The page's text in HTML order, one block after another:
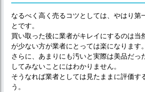
なるべく高く売るコツとしては、やはり第
とです。
買い取った後に業者がキレイにするのは当
が少ない方が業者にとっては楽になります。
さらに、あまりにも汚いと実際は美品だっ
してみないことにはわかりません。
そうなれば業者としては見たままに評価す
う。